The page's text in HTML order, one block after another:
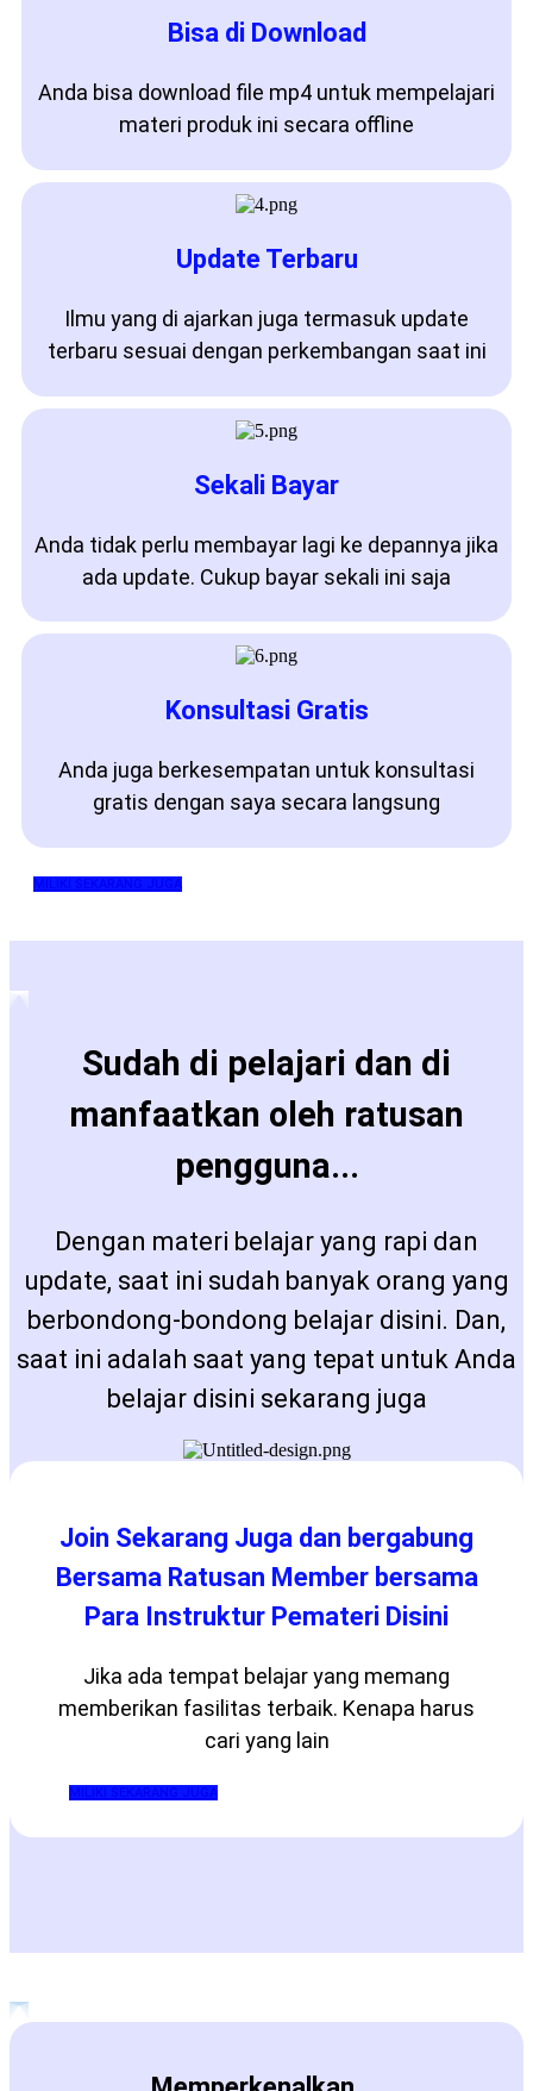
Bisa di Download
Anda bisa download file mp4 untuk mempelajari
materi produk ini secara offline
Update Terbaru
Ilmu yang di ajarkan juga termasuk update
terbaru sesuai dengan perkembangan saat ini
Sekali Bayar
Anda tidak perlu membayar lagi ke depannya jika
ada update. Cukup bayar sekali ini saja
Konsultasi Gratis
Anda juga berkesempatan untuk konsultasi
gratis dengan saya secara langsung
Sudah di pelajari dan di
manfaatkan oleh ratusan
pengguna...
Dengan materi belajar yang rapi dan
update, saat ini sudah banyak orang yang
berbondong-bondong belajar disini. Dan,
saat ini adalah saat yang tepat untuk Anda
belajar disini sekarang juga
Join Sekarang Juga dan bergabung
Bersama Ratusan Member bersama
Para Instruktur Pemateri Disini
Jika ada tempat belajar yang memang
memberikan fasilitas terbaik. Kenapa harus
cari yang lain